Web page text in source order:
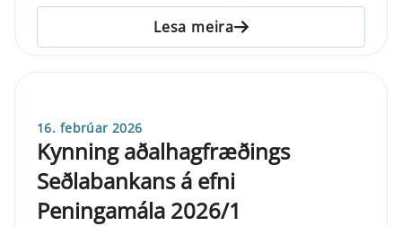
Lesa meira
16. febrúar 2026
Kynning aðalhagfræðings
Seðlabankans á efni
Peningamála 2026/1